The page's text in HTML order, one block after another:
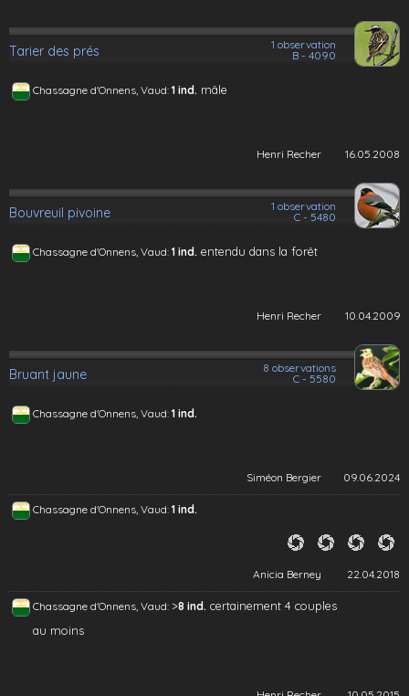
Tarier des prés
1 observation
B - 4090
Chassagne d'Onnens, Vaud: 1 ind. mâle
Henri Recher 16.05.2008
Bouvreuil pivoine
1 observation
C - 5480
Chassagne d'Onnens, Vaud: 1 ind. entendu dans la forêt
Henri Recher 10.04.2009
Bruant jaune
8 observations
C - 5580
Chassagne d'Onnens, Vaud: 1 ind.
Siméon Bergier 09.06.2024
Chassagne d'Onnens, Vaud: 1 ind.
Anicia Berney 22.04.2018
Chassagne d'Onnens, Vaud: >8 ind. certainement 4 couples
au moins